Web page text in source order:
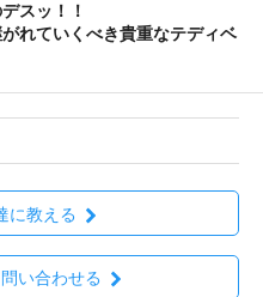
スッ！！
れていくべき貴重なテディベ
に教える
い合わせる